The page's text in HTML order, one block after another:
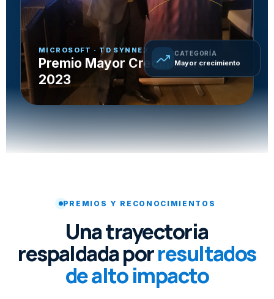
MICROSOFT · TD SYNNEX
Premio Mayor Crecimiento
2023
trending_up CATEGORÍA
Mayor crecimiento
PREMIOS Y RECONOCIMIENTOS
Una trayectoria
respaldada porresultados
de alto impacto